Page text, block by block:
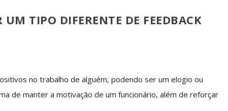
TIPO DIFERENTE DE FEEDBACK
no trabalho de alguém, podendo ser um elogio ou
de manter a motivação de um funcionário, além de reforçar